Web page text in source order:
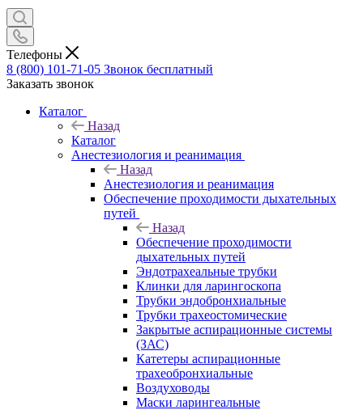
Телефоны
8 (800) 101-71-05 Звонок бесплатный
Заказать звонок
Каталог
Назад
Каталог
Анестезиология и реанимация
Назад
Анестезиология и реанимация
Обеспечение проходимости дыхательных
путей
Назад
Обеспечение проходимости
дыхательных путей
Эндотрахеальные трубки
Клинки для ларингоскопа
Трубки эндобронхиальные
Трубки трахеостомические
Закрытые аспирационные системы
(ЗАС)
Катетеры аспирационные
трахеобронхиальные
Воздуховоды
Маски ларингеальные